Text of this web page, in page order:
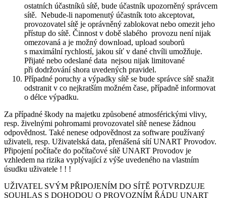
ostatních účastníků sítě, bude účastník upozorněný správcem
sítě. Nebude-li napomenutý účastník toto akceptovat,
provozovatel sítě je oprávněný zablokovat nebo omezit jeho
přístup do sítě. Činnost v době slabého provozu není nijak
omezovaná a je možný download, upload souborů
s maximální rychlostí, jakou síť v dané chvíli umožňuje.
Přijaté nebo odeslané data nejsou nijak limitované
při dodržování shora uvedených pravidel.
Případné poruchy a výpadky sítě se bude správce sítě snažit
odstranit v co nejkratším možném čase, případně informovat
o délce výpadku.
Za případné škody na majetku způsobené atmosférickými vlivy,
resp. živelnými pohromami provozovatel sítě nenese žádnou
odpovědnost. Také nenese odpovědnost za software používaný
uživateli, resp. Uživatelská data, přenášená sítí UNART Provodov.
Připojení počítače do počítačové sítě UNART Provodov je
vzhledem na rizika vyplývající z výše uvedeného na vlastním
úsudku uživatele ! ! !
UŽIVATEL SVÝM PŘIPOJENÍM DO SÍTĚ POTVRDZUJE
SOUHLAS S DOHODOU O PROVOZNÍM ŘÁDU UNART